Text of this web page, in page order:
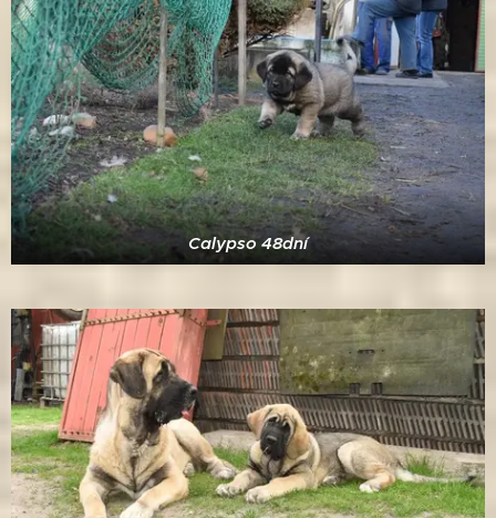
Calypso 48dní